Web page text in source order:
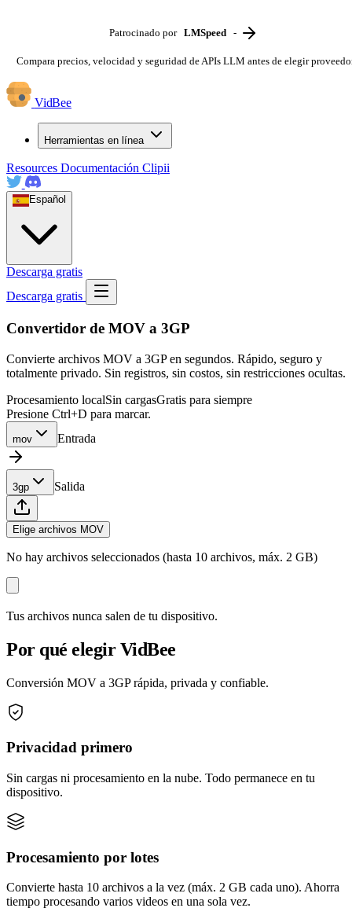
Patrocinado por LMSpeed -
Compara precios, velocidad y seguridad de APIs LLM antes de elegir
VidBee
Herramientas en línea
Resources Documentación Clipii
Español
Descarga gratis
Descarga gratis
Convertidor de MOV a 3GP
Convierte archivos MOV a 3GP en segundos. Rápido, seguro y
totalmente privado. Sin registros, sin costos, sin restricciones ocultas.
Procesamiento localSin cargasGratis para siempre
Presione Ctrl+D para marcar.
mov Entrada
3gp Salida
Elige archivos MOV
No hay archivos seleccionados (hasta 10 archivos, máx. 2 GB)
Tus archivos nunca salen de tu dispositivo.
Por qué elegir VidBee
Conversión MOV a 3GP rápida, privada y confiable.
Privacidad primero
Sin cargas ni procesamiento en la nube. Todo permanece en tu
dispositivo.
Procesamiento por lotes
Convierte hasta 10 archivos a la vez (máx. 2 GB cada uno). Ahorra
tiempo procesando varios videos en una sola vez.